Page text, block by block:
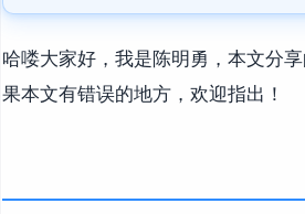
哈喽大家好，我是陈明勇，本文分
果本文有错误的地方，欢迎指出！